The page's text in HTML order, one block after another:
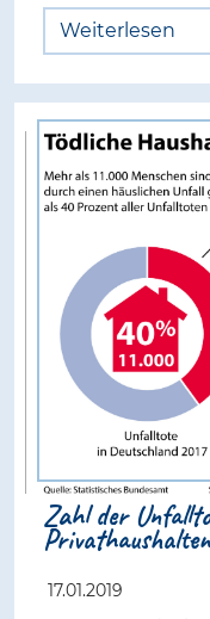
Weiterlesen
Zahl der
17.01.2019